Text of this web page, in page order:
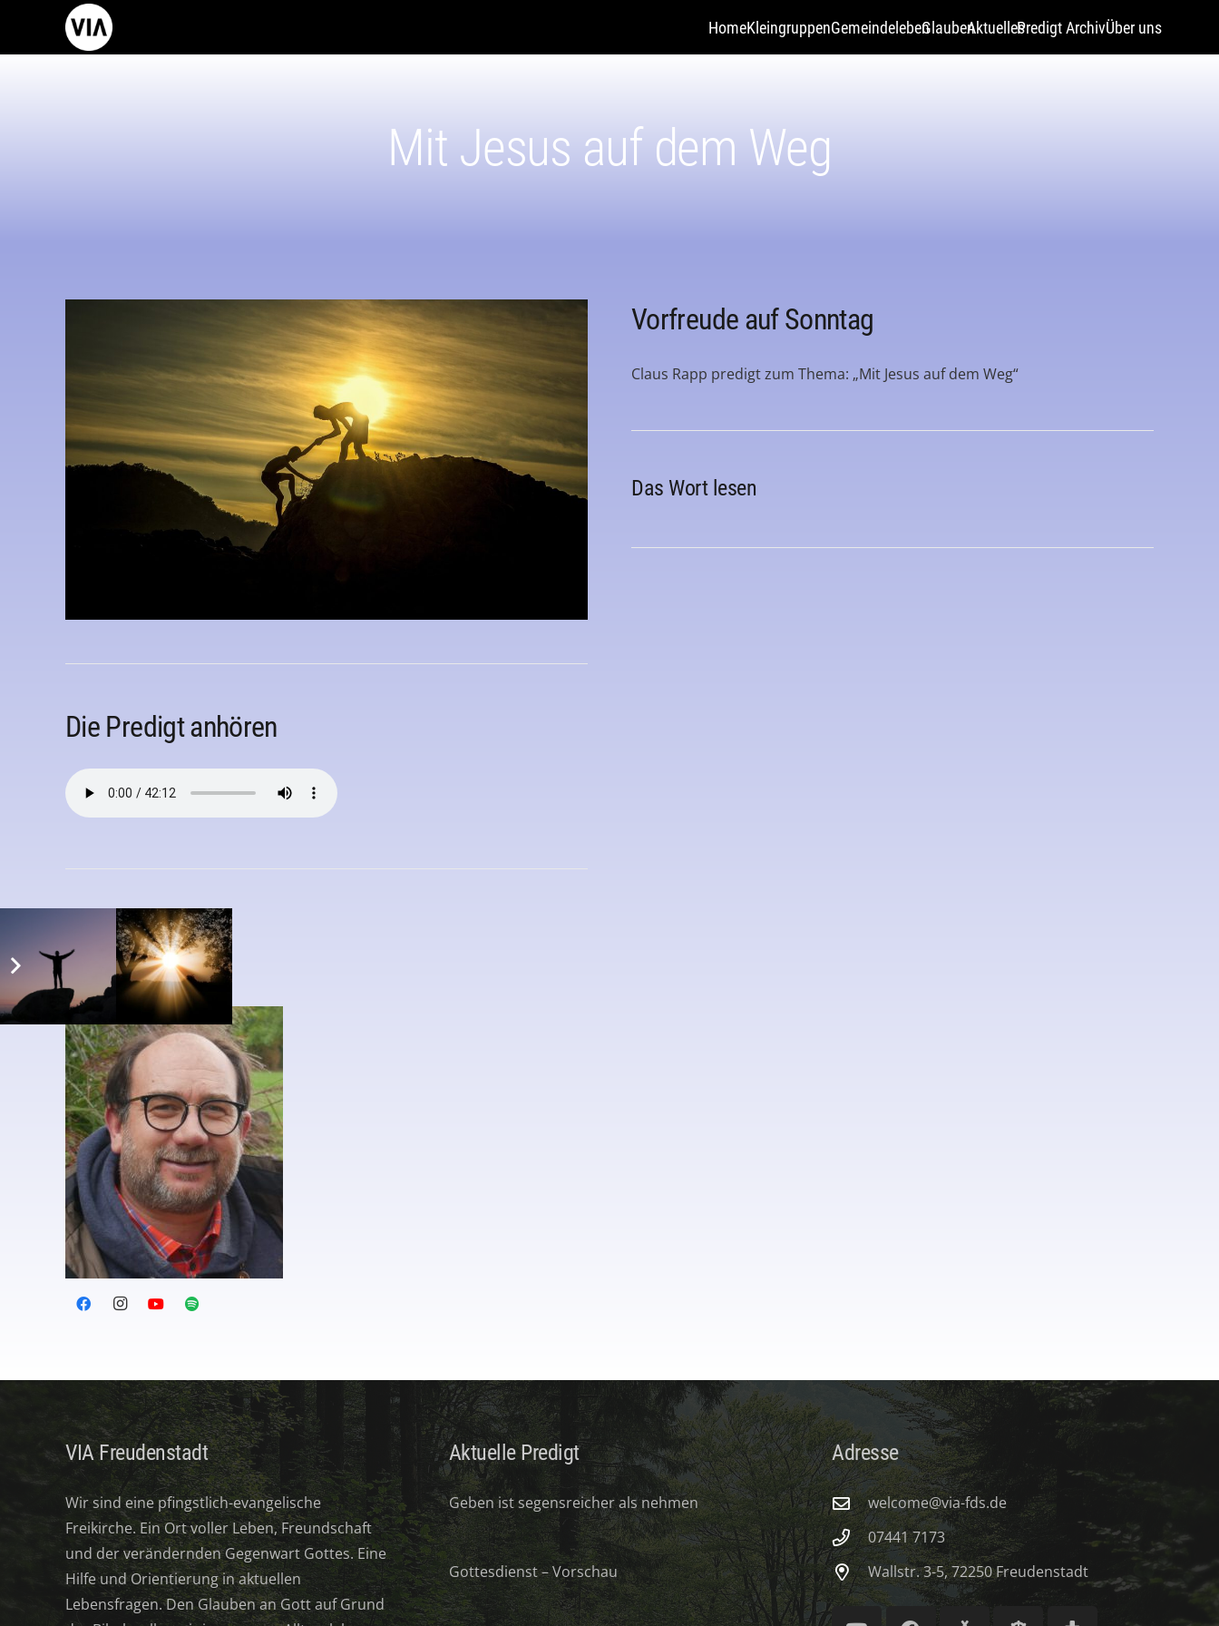
HomeKleingruppenGemeindelebenGlaubenAktuellesPredigt ArchivÜber uns
Mit Jesus auf dem Weg
Die Predigt anhören
Datum: 15.09.2024
Predigt: Claus Rapp
Vorfreude auf Sonntag
Claus Rapp predigt zum Thema: „Mit Jesus auf dem Weg“
Das Wort lesen
VIA Freudenstadt
Wir sind eine pfingstlich-evangelische
Freikirche. Ein Ort voller Leben, Freundschaft
und der verändernden Gegenwart Gottes. Eine
Hilfe und Orientierung in aktuellen
Lebensfragen. Den Glauben an Gott auf Grund
Aktuelle Predigt
Geben ist segensreicher als nehmen
Gottesdienst – Vorschau
Adresse
welcome@via-fds.de
07441 7173
Wallstr. 3-5, 72250 Freudenstadt